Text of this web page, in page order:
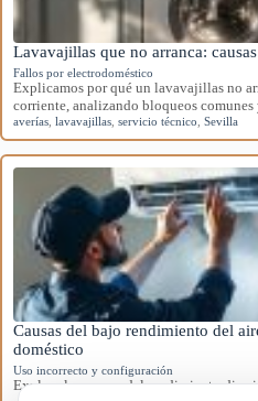
Lavavajillas que no arranca:
Fallos por electrodoméstico
Explicamos por qué un lavavajillas no
corriente, analizando bloqueos
averías lavavajillas servicio técnico Sevilla
Causas del bajo rendimiento del
doméstico
Uso incorrecto y configuración
Explora las causas del rendimiento